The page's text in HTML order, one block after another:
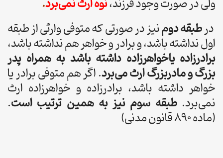
ولی در صورت وجود فرزند،نوه ارث نمی‌برد.
در طبقه دومنیز در صورتی که متوفی وارثی از طبقه
اول نداشته باشد، و برادر و خواهر هم نداشته باشد،
برادرزاده یاخواهرزاده داشته باشد به همراه پدر
بزرگ و مادربزرگ ارث می‌برد. اگر هم متوفی برادر یا
خواهر داشته باشد، برادرزاده و خواهرزاده ارث
نمی‌برد.طبقه سوم نیز به همین ترتیب است.
(ماده 890 قانون مدنی)